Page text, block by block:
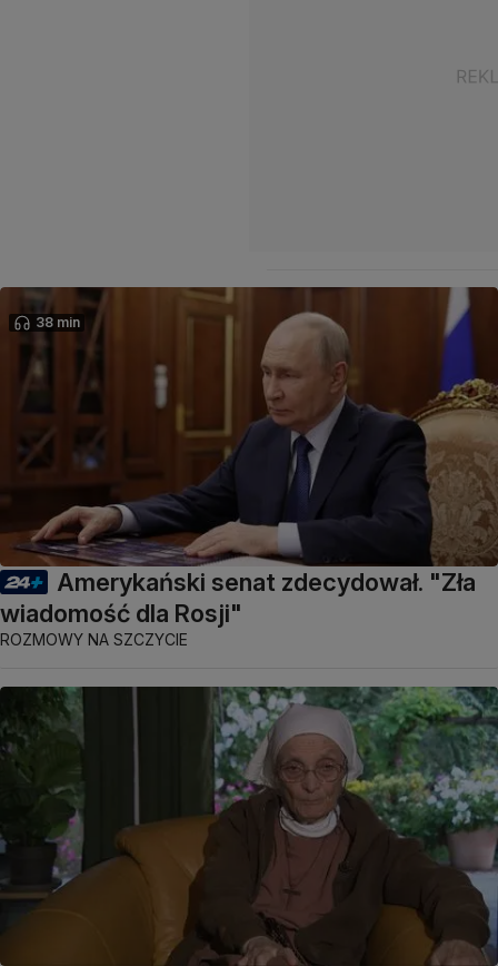
38 min
Amerykański senat zdecydował. "Zła
wiadomość dla Rosji"
ROZMOWY NA SZCZYCIE